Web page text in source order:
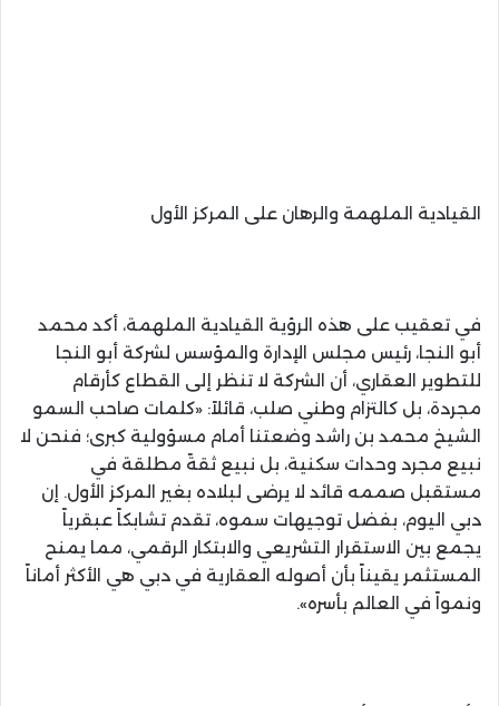
القيادية الملهمة والرهان على المركز الأول
في تعقيب على هذه الرؤية القيادية الملهمة، أكد محمد
أبو النجا، رئيس مجلس الإدارة والمؤسس لشركة أبو النجا
للتطوير العقاري، أن الشركة لا تنظر إلى القطاع كأرقام
مجردة، بل كالتزام وطني صلب، قائلاً: «كلمات صاحب السمو
الشيخ محمد بن راشد وضعتنا أمام مسؤولية كبرى؛ فنحن لا
نبيع مجرد وحدات سكنية، بل نبيع ثقةً مطلقة في
مستقبل صممه قائد لا يرضى لبلاده بغير المركز الأول. إن
دبي اليوم، بفضل توجيهات سموه، تقدم تشابكاً عبقرياً
يجمع بين الاستقرار التشريعي والابتكار الرقمي، مما يمنح
المستثمر يقيناً بأن أصوله العقارية في دبي هي الأكثر أماناً
ونمواً في العالم بأسره».